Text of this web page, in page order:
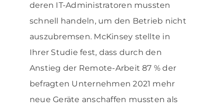
deren IT-Administratoren mussten
schnell handeln, um den Betrieb nicht
auszubremsen. McKinsey stellte in
Ihrer Studie fest, dass durch den
Anstieg der Remote-Arbeit 87 % der
befragten Unternehmen 2021 mehr
neue Geräte anschaffen mussten als